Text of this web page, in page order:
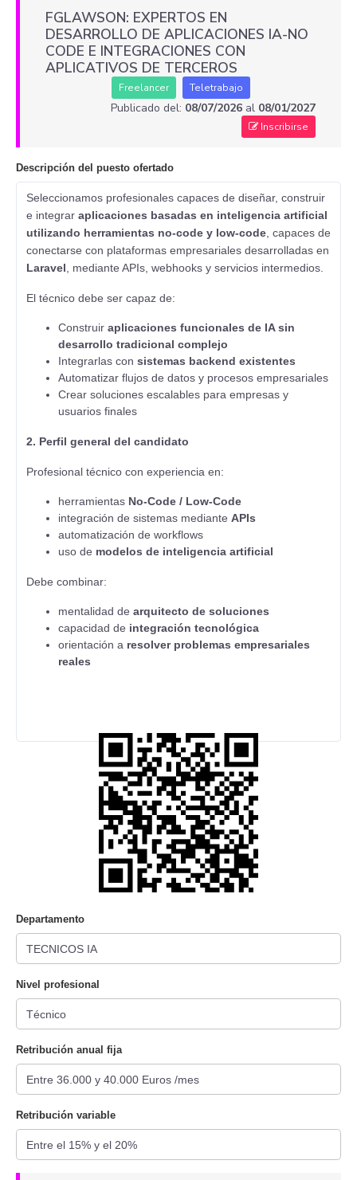
FGLAWSON: EXPERTOS EN
DESARROLLO DE APLICACIONES IA-NO
CODE E INTEGRACIONES CON
APLICATIVOS DE TERCEROS
Freelancer Teletrabajo
Publicado del: 08/07/2026 al 08/01/2027
Inscribirse
Descripción del puesto ofertado
Seleccionamos profesionales capaces de diseñar, construir
e integrar aplicaciones basadas en inteligencia artificial
utilizando herramientas no-code y low-code , capaces de
conectarse con plataformas empresariales desarrolladas en
Laravel , mediante APIs, webhooks y servicios intermedios.
El técnico debe ser capaz de:
Construir aplicaciones funcionales de IA sin
desarrollo tradicional complejo
Integrarlas con sistemas backend existentes
Automatizar flujos de datos y procesos empresariales
Crear soluciones escalables para empresas y
usuarios finales
2. Perfil general del candidato
Profesional técnico con experiencia en:
herramientas No-Code / Low-Code
integración de sistemas mediante APIs
automatización de workflows
uso de modelos de inteligencia artificial
Debe combinar:
mentalidad de arquitecto de soluciones
capacidad de integración tecnológica
orientación a resolver problemas empresariales
reales
Departamento
Nivel profesional
Retribución anual fija
Retribución variable